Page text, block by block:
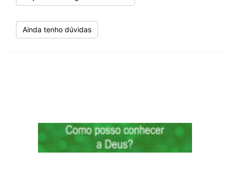
Ainda tenho dúvidas